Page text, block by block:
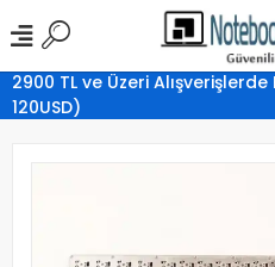
2900 TL ve Üzeri
120USD)